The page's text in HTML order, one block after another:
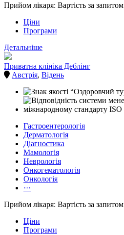
Прийом лікаря: Вартість за запитом
Ціни
Програми
Детальніше
Приватна клініка Деблінг
Австрія, Відень
Гастроентерологія
Дерматологія
Діагностика
Мамологія
Неврологія
Онкогематологія
Онкологія
···
Прийом лікаря: Вартість за запитом
Ціни
Програми